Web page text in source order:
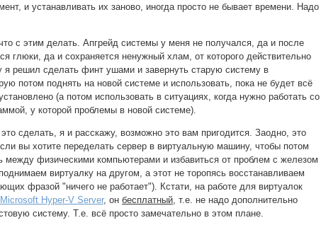
и устанавливать их заново, иногда просто не бывает времени. Надо
с этим делать. Апгрейд системы у меня не получался, да и после
глюки, да и сохраняется ненужный хлам, от которого действительно
я решил сделать финт ушами и завернуть старую систему в
потом поднять на новой системе и использовать, пока не будет всё
(а потом использовать в ситуациях, когда нужно работать со
у которой проблемы в новой системе).
сделать, я и расскажу, возможно это вам пригодится. Заодно, это
вы хотите переделать сервер в виртуальную машину, чтобы потом
между физическими компьютерами и избавиться от проблем с железом
виртуалку на другом, а этот не торопясь восстанавливаем
фразой "ничего не работает"). Кстати, на работе для виртуалок
Microsoft Hyper-V Server, он бесплатный, т.е. не надо дополнительно
систему. Т.е. всё просто замечательно в этом плане.